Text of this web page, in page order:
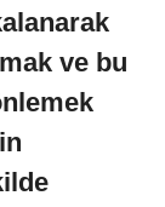
ve bu